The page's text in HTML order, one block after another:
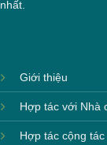
nhất.
Giới thiệu
Hợp tác với Nhà
Hợp tác cộng